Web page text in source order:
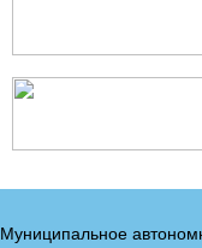
Муниципальное